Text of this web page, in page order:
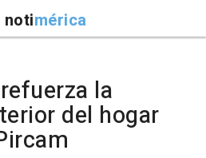
notimérica
la
del hogar